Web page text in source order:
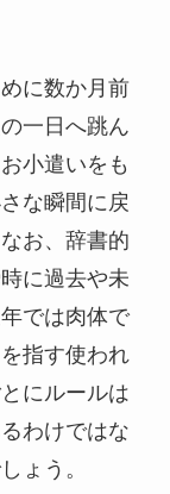
に数か月前
一日へ跳ん
小遣いをも
な瞬間に戻
お、辞書的
に過去や未
では肉体で
指す使われ
にルールは
わけではな
ょう。